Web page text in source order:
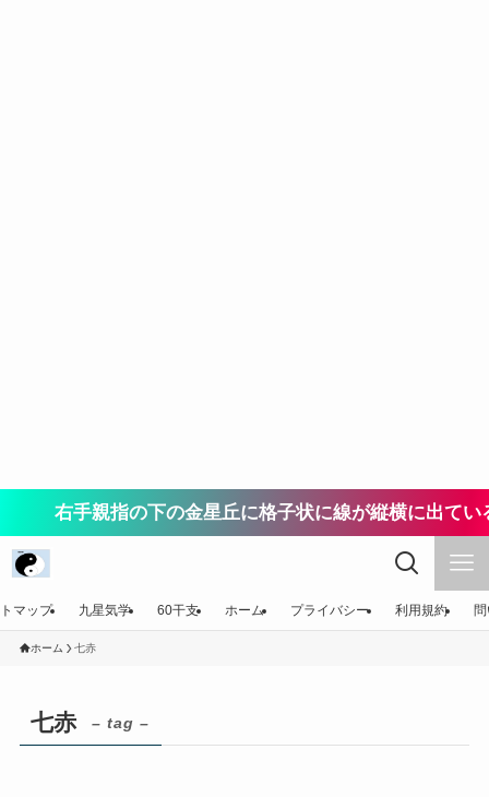
右手親指の下の金星丘に格子状に線が縦横に出てい
マップ 九星気学 60干支 ホーム プライバシー 利用規約
ホーム 七赤
七赤 – tag –